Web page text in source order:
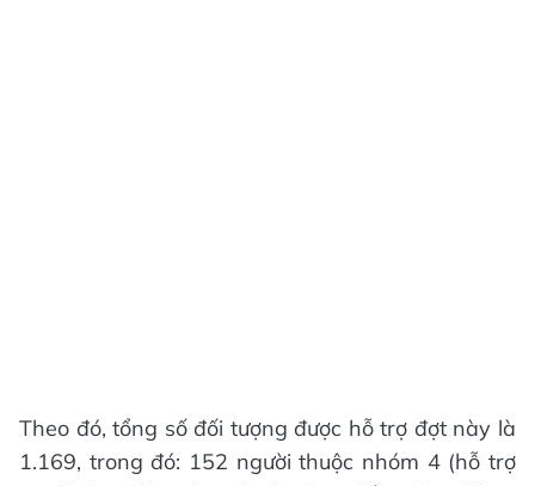
Theo đó, tổng số đối tượng được hỗ trợ đợt này là
1.169, trong đó: 152 người thuộc nhóm 4 (hỗ trợ